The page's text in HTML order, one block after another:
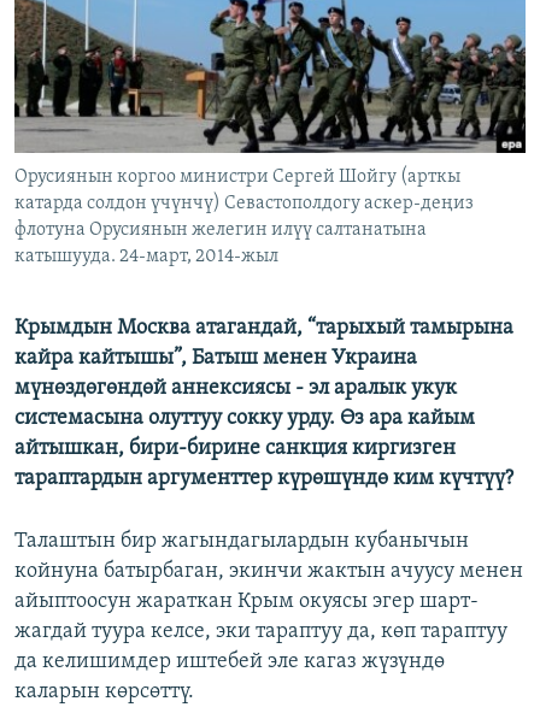
ЫҢГАЙСЫЗ СУРООЛОР
ЭЕ/АРнун бардык сайттары
Орусиянын коргоо министри Сергей Шойгу (арткы
катарда солдон үчүнчү) Севастополдогу аскер-деңиз
флотуна Орусиянын желегин илүү салтанатына
катышууда. 24-март, 2014-жыл
Крымдын Москва атагандай, “тарыхый тамырына
кайра кайтышы”, Батыш менен Украина
мүнөздөгөндөй аннексиясы - эл аралык укук
системасына олуттуу сокку урду. Өз ара кайым
айтышкан, бири-бирине санкция киргизген
тараптардын аргументтер күрөшүндө ким күчтүү?
Талаштын бир жагындагылардын кубанычын
койнуна батырбаган, экинчи жактын ачуусу менен
айыптоосун жараткан Крым окуясы эгер шарт-
жагдай туура келсе, эки тараптуу да, көп тараптуу
да келишимдер иштебей эле кагаз жүзүндө
каларын көрсөттү.